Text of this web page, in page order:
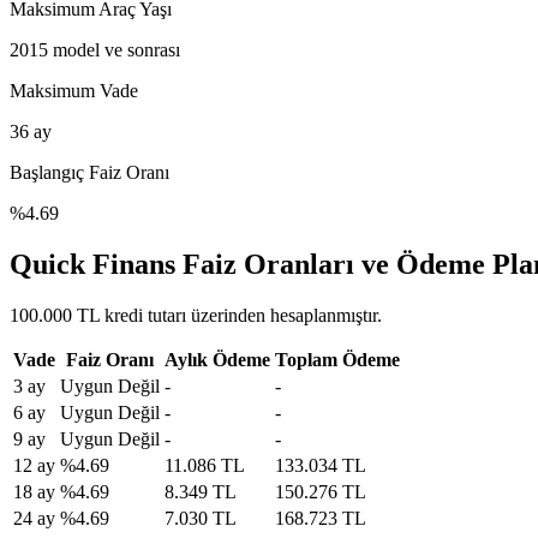
Maksimum Araç Yaşı
2015 model ve sonrası
Maksimum Vade
36 ay
Başlangıç Faiz Oranı
%4.69
Quick Finans Faiz Oranları ve Ödeme
100.000 TL kredi tutarı üzerinden hesaplanmıştır.
Vade Faiz Oranı Aylık Ödeme Toplam Ödeme
3 ay Uygun Değil -
-
6 ay Uygun Değil -
-
9 ay Uygun Değil -
-
12 ay %4.69 11.086 TL
133.034 TL
18 ay %4.69 8.349 TL
150.276 TL
24 ay %4.69 7.030 TL
168.723 TL